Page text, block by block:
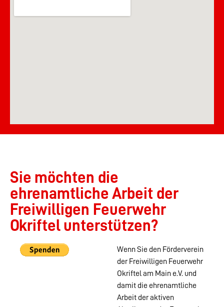
Sie möchten die
ehrenamtliche Arbeit der
Freiwilligen Feuerwehr
Okriftel unterstützen?
Wenn Sie den Förderverein
der Freiwilligen Feuerwehr
Okriftel am Main e.V. und
damit die ehrenamtliche
Arbeit der aktiven